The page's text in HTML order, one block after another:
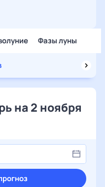
Фазы луны
на 2 ноября